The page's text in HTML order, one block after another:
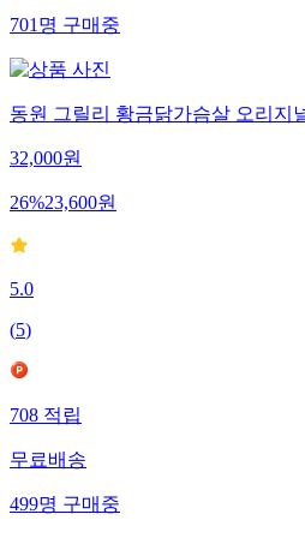
701명구매중
동원 그릴리 황금닭가슴살 오리지
32,000원
26%23,600원
5.0
(5)
708적립
무료배송
499명구매중